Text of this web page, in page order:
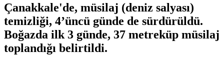
Çanakkale'de, müsilaj (deniz salyası)
temizliği, 4’üncü günde de sürdürüldü.
Boğazda ilk 3 günde, 37 metreküp müsilaj
toplandığı belirtildi.